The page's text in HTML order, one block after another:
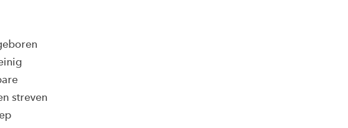
streven